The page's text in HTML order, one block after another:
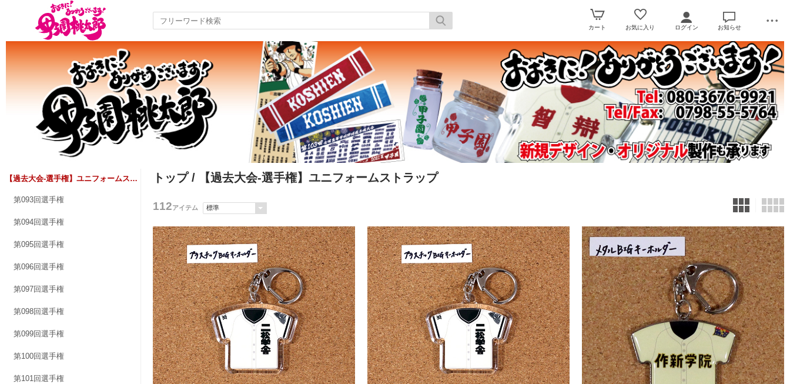
カート お気に入り ログイン お知らせ
【過去大会-選手権】ユニフォームストラップ
第093回選手権
第094回選手権
第095回選手権
第096回選手権
第097回選手権
第098回選手権
第099回選手権
第100回選手権
第101回選手権
トップ/ 【過去大会-選手権】ユニフォームストラップ
112アイテム